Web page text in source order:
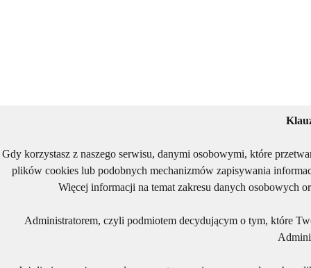
Gdy korzystasz z naszego serwisu, danymi osobowymi, które
plików cookies lub podobnych mechanizmów zapisywania
Więcej informacji na temat zakresu danych osobowych
Administratorem, czyli podmiotem decydującym o tym, które